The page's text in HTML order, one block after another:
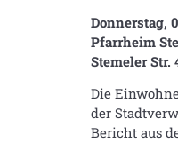
Donnerstag,
Pfarrheim
Stemeler Str.
Die
der
Bericht aus